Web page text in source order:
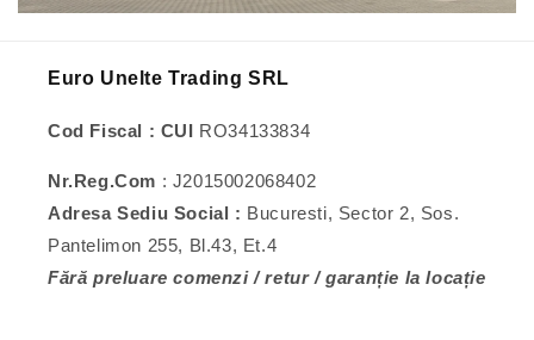
Euro Unelte Trading SRL
Cod Fiscal : CUI RO34133834
Nr.Reg.Com : J2015002068402
Adresa Sediu Social : Bucuresti, Sector 2, Sos.
Pantelimon 255, Bl.43, Et.4
Fără preluare comenzi / retur / garanție la locație